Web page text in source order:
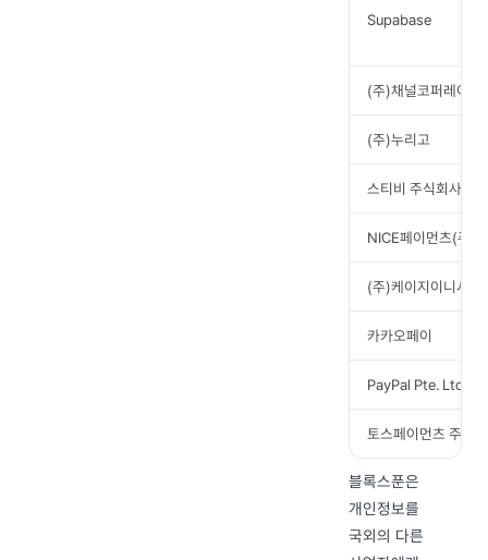
Supabase
(주)채널코퍼레이션
(주)누리고
스티비 주식회사
NICE페이먼츠(주)
(주)케이지이니시스
카카오페이
PayPal Pte. Ltd.
토스페이먼츠 주식
블록스푼은
개인정보를
국외의 다른